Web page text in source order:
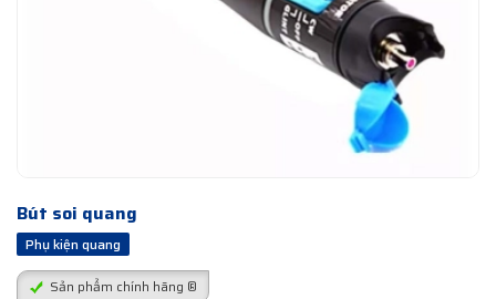
Bút soi quang
Phụ kiện quang
Sản phẩm chính hãng ®